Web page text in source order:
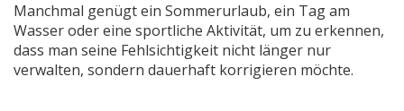
Manchmal genügt ein Sommerurlaub, ein Tag am
Wasser oder eine sportliche Aktivität, um zu erkennen,
dass man seine Fehlsichtigkeit nicht länger nur
verwalten, sondern dauerhaft korrigieren möchte.